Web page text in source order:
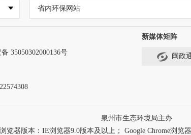
省内环保网站
35050302000136号
新媒体矩阵
闽政
泉州市生态环境局主办
器版本：IE浏览器9.0版本及以上； Google Chrome浏览